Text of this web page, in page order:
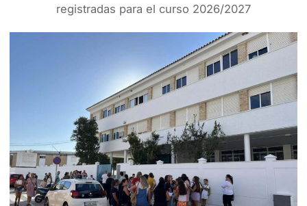
registradas para el curso 2026/2027